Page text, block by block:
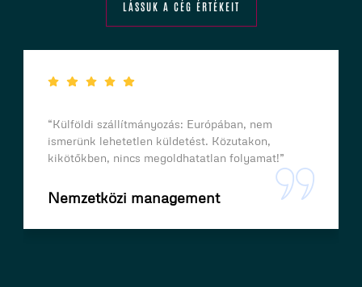
LÁSSUK A CÉG ÉRTÉKEIT
“Dokumentációs ügyintézés: Belföldön és
nemzetközi szinten is, a leghatékonyabb
folyamatokkal intézzük teljeskörűen a